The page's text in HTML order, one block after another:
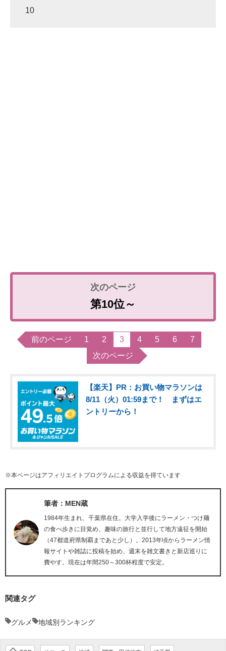
10
第10位～
前のページ 1 2 3 4 5 6
7
次のページ
【楽天】PR：お買い物マラソンは
8/11（火）01:59まで！ まずはエ
ントリーから！
※本ページはアフィリエイトプログラムによる収益を得ています
筆者：MEN蔵
1984年生まれ、千葉県在住。大学入学後にラーメン・つけ麺
の食べ歩きに目覚め、趣味の旅行と並行して地方遠征を開始
（47都道府県制覇まであと少し）。2013年頃からラーメン情
報サイトや雑誌に投稿を始め、週末を雑文書きと新店巡りに
費やす。現在は年間250～300杯程度で安定。
関連タグ
グルメ 地域別ランキング